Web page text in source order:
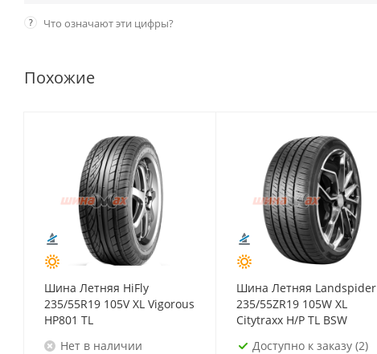
? Что означают эти цифры?
Похожие
Шина Летняя HiFly
235/55R19 105V XL Vigorous
HP801 TL
Нет в наличии
Шина Летняя Landspider
235/55ZR19 105W XL
Citytraxx H/P TL BSW
Доступно к заказу (2)